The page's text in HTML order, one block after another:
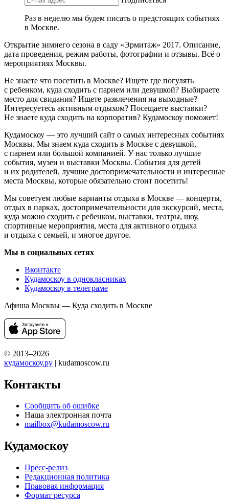
Раз в неделю мы будем писать о предстоящих событиях
в Москве.
Открытие зимнего сезона в саду «Эрмитаж» 2017. Описание,
дата проведения, режим работы, фотографии и отзывы. Всё о
мероприятиях Москвы.
Не знаете что посетить в Москве? Ищете где погулять
с ребенком, куда сходить с парнем или девушкой? Выбираете
место для свидания? Ищете развлечения на выходные?
Интересуетесь активным отдыхом? Посещаете выставки?
Не знаете куда сходить на корпоратив? Кудамоскоу поможет!
Кудамоскоу — это лучший сайт о самых интересных событиях
Москвы. Мы знаем куда сходить в Москве с девушкой,
с парнем или большой компанией. У нас только лучшие
события, музеи и выставки Москвы. События для детей
и их родителей, лучшие достопримечательности и интересные
места Москвы, которые обязательно стоит посетить!
Мы советуем любые варианты отдыха в Москве — концерты,
отдых в парках, достопримечательности для экскурсий, места,
куда можно сходить с ребенком, выставки, театры, шоу,
спортивные мероприятия, места для активного отдыха
и отдыха с семьей, и многое другое.
Мы в социальных сетях
Вконтакте
Кудамоскоу в однокласниках
Кудамоскоу в телеграме
Афиша Москвы — Куда сходить в Москве
© 2013–2026
кудамоскоу.ру | kudamoscow.ru
Контакты
Сообщить об ошибке
Наша электронная почта
mailbox@kudamoscow.ru
Кудамоскоу
Пресс-релиз
Редакционная политика
Правовая информация
Формат ресурса